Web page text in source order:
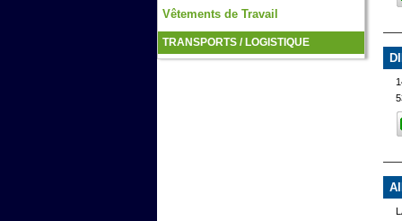
Vêtements de Travail
TRANSPORTS / LOGISTIQUE